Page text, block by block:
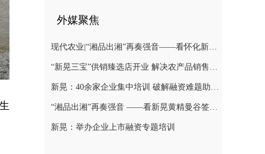
外媒聚焦
现代农业|“湘品出湘”再奏强音——看怀化新晃黄精曼谷签单背后的“强链密码”
“新晃三宝”供销臻选店开业 解决农产品销售难题
新晃：40余家企业集中培训 破解融资难题助力发展
“湘品出湘”再奏强音 ——看新晃黄精曼谷签单背后的“强链密码”
新晃：举办企业上市融资专题培训